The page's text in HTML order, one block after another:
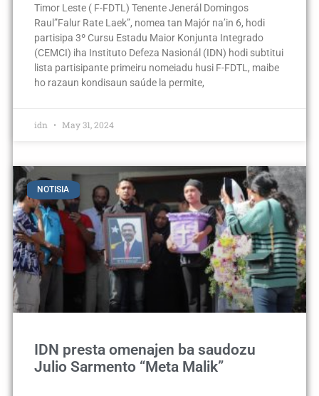
Timor Leste ( F-FDTL) Tenente Jenerál Domingos
Raul”Falur Rate Laek”, nomea tan Majór na’in 6, hodi
partisipa 3º Cursu Estadu Maior Konjunta Integrado
(CEMCI) iha Instituto Defeza Nasionál (IDN) hodi subtitui
lista partisipante primeiru nomeiadu husi F-FDTL, maibe
ho razaun kondisaun saúde la permite,
idn May 31, 2024
NOTISIA
IDN presta omenajen ba saudozu
Julio Sarmento “Meta Malik”